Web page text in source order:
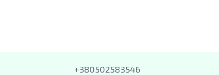
+380502583546